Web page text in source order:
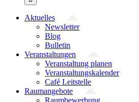
Aktuelles
Newsletter
Blog
Bulletin
Veranstaltungen
Veranstaltung planen
Veranstaltungskalender
Café Leitstelle
Raumangebote
Raumbewerbung